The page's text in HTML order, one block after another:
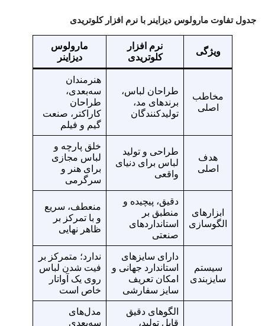
جدول تفاوت مارولوس دیزاینر با نرم افزار کلوتریدی
ویژگی
نرم افزار
کلوتریدی
مارولوس
دیزاینر
مخاطب
اصلی
طراحان لباس،
برندهای مد،
تولیدکنندگان
هنرمندان
سه‌بعدی،
طراحان
کاراکتر، صنعت
گیم و فیلم
هدف
اصلی
طراحی و تولید
لباس برای دنیای
واقعی
خلق پارچه و
لباس مجازی
برای هنر و
سرگرمی
ابزارهای
الگوسازی
دقیق، پیچیده و
منطبق بر
استانداردهای
صنعتی
منعطف، سریع
و با تمرکز بر
ظاهر نهایی
سیستم
سایزبندی
دارای سایزهای
استاندارد جهانی و
امکان تعریف
سایز سفارشی
ندارد؛ متمرکز بر
فیت شدن لباس
روی یک آواتار
خاص است
الگوهای دقیق
قابل تولید،
مدل‌های
سه‌بعدی